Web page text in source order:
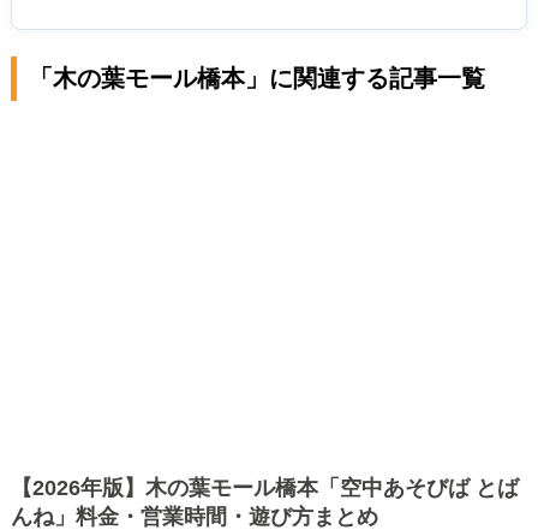
「木の葉モール橋本」に関連する記事一覧
【2026年版】木の葉モール橋本「空中あそびば とば
んね」料金・営業時間・遊び方まとめ